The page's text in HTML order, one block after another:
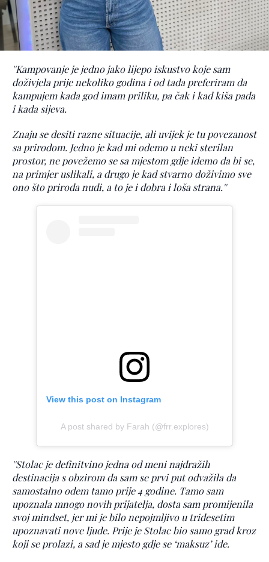
''Kampovanje je jedno jako lijepo iskustvo koje sam
doživjela prije nekoliko godina i od tada preferiram da
kampujem kada god imam priliku, pa čak i kad kiša pada
i kada sijeva.
Znaju se desiti razne situacije, ali uvijek je tu povezanost
sa prirodom. Jedno je kad mi odemo u neki sterilan
prostor, ne povežemo se sa mjestom gdje idemo da bi se,
na primjer uslikali, a drugo je kad stvarno doživimo sve
ono što priroda nudi, a to je i dobra i loša strana.''
View this post on Instagram
A post shared by Farah (@frr.explores)
''Stolac je definitvino jedna od meni najdražih
destinacija s obzirom da sam se prvi put odvažila da
samostalno odem tamo prije 4 godine. Tamo sam
upoznala mnogo novih prijatelja, dosta sam promijenila
svoj mindset, jer mi je bilo nepojmljivo u tridesetim
upoznavati nove ljude. Prije je Stolac bio samo grad kroz
koji se prolazi, a sad je mjesto gdje se ‘maksuz’ ide.